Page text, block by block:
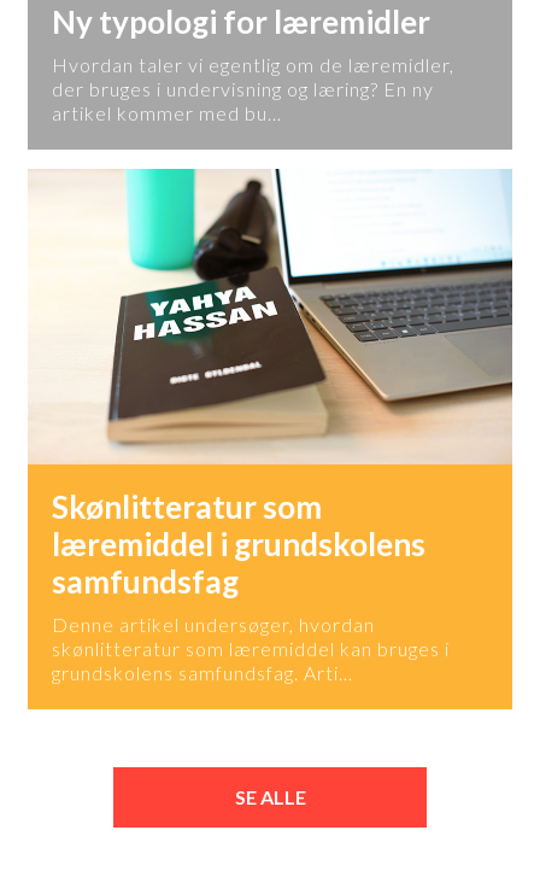
Ny typologi for læremidler
Hvordan taler vi egentlig om de læremidler,
der bruges i undervisning og læring? En ny
artikel kommer med bu…
Skønlitteratur som
læremiddel i grundskolens
samfundsfag
Denne artikel undersøger, hvordan
skønlitteratur som læremiddel kan bruges i
grundskolens samfundsfag. Arti…
SE ALLE